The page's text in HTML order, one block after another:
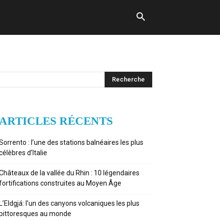
RÉCENTS
: l’une des stations balnéaires les plus
d’Italie
de la vallée du Rhin : 10 légendaires
construites au Moyen Âge
l’un des canyons volcaniques les plus
au monde